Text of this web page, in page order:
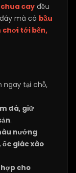
cay đều
mà có bầu
chơi tới bến,
ngay tại chỗ,
đà, giữ
.
nướng
giác xào
cho